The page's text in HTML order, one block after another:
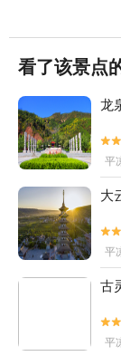
看了该景点
龙
平
大
平
古
平